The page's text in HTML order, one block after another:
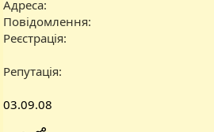
Адреса
Повідомлення
Реєстрація
Репутація
03.09.08